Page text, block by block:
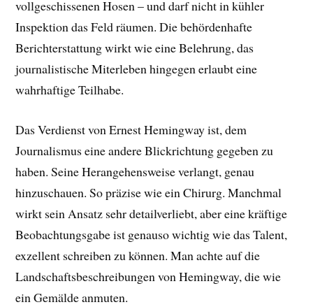
vollgeschissenen Hosen – und darf nicht in kühler
Inspektion das Feld räumen. Die behördenhafte
Berichterstattung wirkt wie eine Belehrung, das
journalistische Miterleben hingegen erlaubt eine
wahrhaftige Teilhabe.
Das Verdienst von Ernest Hemingway ist, dem
Journalismus eine andere Blickrichtung gegeben zu
haben. Seine Herangehensweise verlangt, genau
hinzuschauen. So präzise wie ein Chirurg. Manchmal
wirkt sein Ansatz sehr detailverliebt, aber eine kräftige
Beobachtungsgabe ist genauso wichtig wie das Talent,
exzellent schreiben zu können. Man achte auf die
Landschaftsbeschreibungen von Hemingway, die wie
ein Gemälde anmuten.